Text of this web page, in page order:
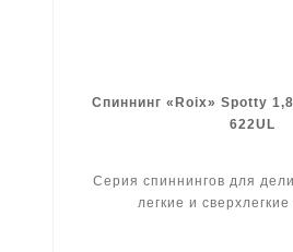
Спиннинг «Roix» Spotty
622UL
Серия спиннингов для
легкие и